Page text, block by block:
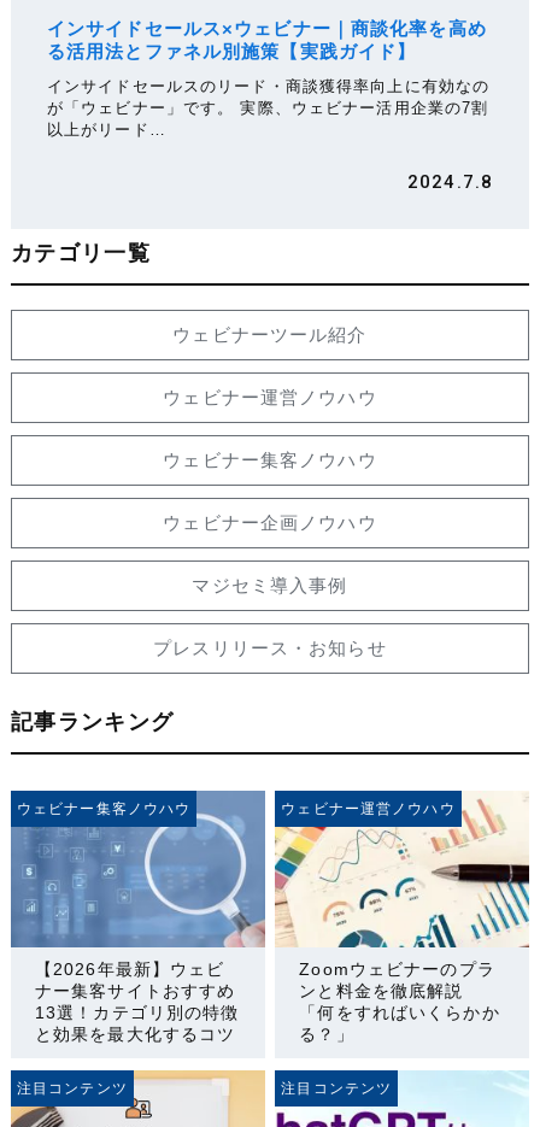
インサイドセールス×ウェビナー｜商談化率を高め
る活用法とファネル別施策【実践ガイド】
インサイドセールスのリード・商談獲得率向上に有効なの
が「ウェビナー」です。 実際、ウェビナー活用企業の7割
以上がリード…
2024.7.8
カテゴリ一覧
ウェビナーツール紹介
ウェビナー運営ノウハウ
ウェビナー集客ノウハウ
ウェビナー企画ノウハウ
マジセミ導入事例
プレスリリース・お知らせ
記事ランキング
ウェビナー集客ノウハウ
【2026年最新】ウェビ
ナー集客サイトおすすめ
13選！カテゴリ別の特徴
と効果を最大化するコツ
ウェビナー運営ノウハウ
Zoomウェビナーのプラ
ンと料金を徹底解説
「何をすればいくらかか
る？」
注目コンテンツ 注目コンテンツ